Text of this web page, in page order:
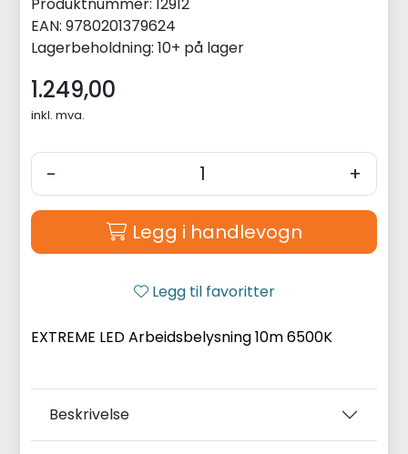
EAN: 9780201379624
Lagerbeholdning: 10+ på lager
1.249,00
inkl. mva.
- +
Legg i handlevogn
Legg til favoritter
EXTREME LED Arbeidsbelysning 10m 6500K
Beskrivelse